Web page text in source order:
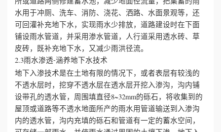
水用于冲厕、洗车、消防、浇花、洒路、水面景观等，还
可回灌补充地下水，实现雨水少排放，道路建设时在下面
铺设雨水管道，并采用渗水管道，人行道采用透水砖、草
皮砖，既补充地下水，又减少雨洪径流。
2.3雨水渗透-涵养地下水技术
地下入渗技术是在土地有限的情况下，或者表层有较浅的
不透水层时，挖穿不透水层在透水层开挖入渗沟，沟内铺
设带孔的透水管，周围填直径8~32mm的砾石，将收集到的
屋顶或道路等不透水地面所产的雨水用管道输送到入渗沟
内的透水管，沟内充填的砾石和管道有一定的蓄水空间，